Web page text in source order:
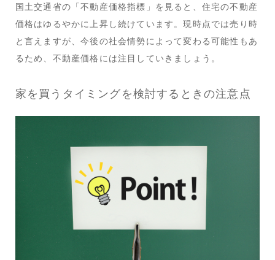
国土交通省の「不動産価格指標」を見ると、住宅の不動産
価格はゆるやかに上昇し続けています。現時点では売り時
と言えますが、今後の社会情勢によって変わる可能性もあ
るため、不動産価格には注目していきましょう。
家を買うタイミングを検討するときの注意点